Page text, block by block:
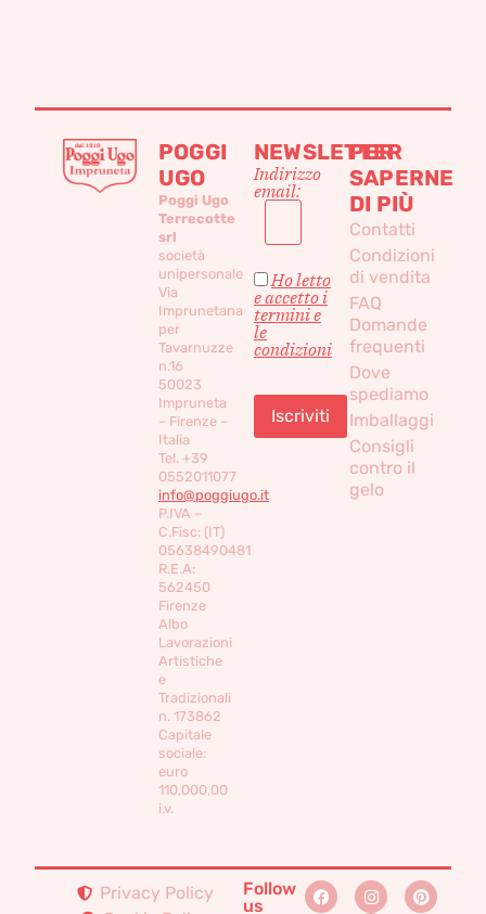
POGGI
UGO
Poggi Ugo
Terrecotte
srl
società
unipersonale
Via
Imprunetana
per
Tavarnuzze
n.16
50023
Impruneta
– Firenze –
Italia
Tel. +39
0552011077
info@poggiugo.it
P.IVA –
C.Fisc: (IT)
05638490481
R.E.A:
562450
Firenze
Albo
Lavorazioni
Artistiche
e
Tradizionali
n. 173862
Capitale
sociale:
euro
110,000,00
i.v.
NEWSLETTER
Indirizzo
email:
Ho letto
e accetto i
termini e
le
condizioni
PER
SAPERNE
DI PIÙ
Contatti
Condizioni
di vendita
FAQ
Domande
frequenti
Dove
spediamo
Imballaggi
Consigli
contro il
gelo
Privacy Policy
Follow
us